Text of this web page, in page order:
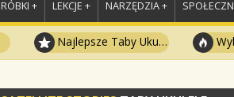
+ LEKCJE + NARZĘDZIA +
Najlepsze Taby Ukulele